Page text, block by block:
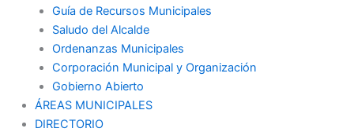
Guía de Recursos Municipales
Saludo del Alcalde
Ordenanzas Municipales
Corporación Municipal y Organización
Gobierno Abierto
ÁREAS MUNICIPALES
DIRECTORIO